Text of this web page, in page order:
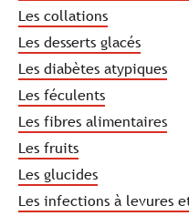
Les collations
Les desserts glacés
Les diabètes atypiques
Les féculents
Les fibres alimentaires
Les fruits
Les glucides
Les infections à levures